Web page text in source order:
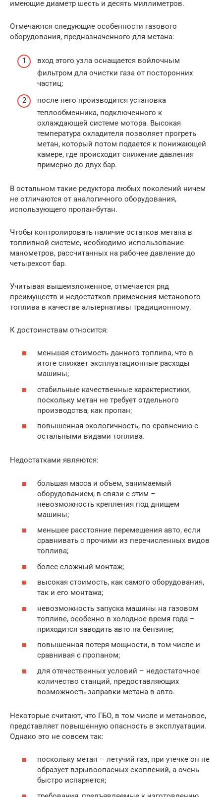
имеющие диаметр шесть и десять миллиметров.
Отмечаются следующие особенности газового
оборудования, предназначенного для метана:
вход этого узла оснащается войлочным
фильтром для очистки газа от посторонних
частиц;
после него производится установка
теплообменника, подключенного к
охлаждающей системе мотора. Высокая
температура охладителя позволяет прогреть
метан, который потом подается к понижающей
камере, где происходит снижение давления
примерно до двух бар.
В остальном такие редуктора любых поколений ничем
не отличаются от аналогичного оборудования,
использующего пропан-бутан.
Чтобы контролировать наличие остатков метана в
топливной системе, необходимо использование
манометров, рассчитанных на рабочее давление до
четырехсот бар.
Учитывая вышеизложенное, отмечается ряд
преимуществ и недостатков применения метанового
топлива в качестве альтернативы традиционному.
К достоинствам относится:
меньшая стоимость данного топлива, что в
итоге снижает эксплуатационные расходы
машины;
стабильные качественные характеристики,
поскольку метан не требует отдельного
производства, как пропан;
повышенная экологичность, по сравнению с
остальными видами топлива.
Недостатками являются:
большая масса и объем, занимаемый
оборудованием; в связи с этим –
невозможность крепления под днищем
машины;
меньшее расстояние перемещения авто, если
сравнивать с прочими из перечисленных видов
топлива;
более сложный монтаж;
высокая стоимость, как самого оборудования,
так и его монтажа;
невозможность запуска машины на газовом
топливе, особенно в холодное время года –
приходится заводить авто на бензине;
повышенная потеря мощности, в том числе и
сравнивая с пропаном;
для отечественных условий – недостаточное
количество станций, предоставляющих
возможность заправки метана в авто.
Некоторые считают, что ГБО, в том числе и метановое,
представляет повышенную опасность в эксплуатации.
Однако это не совсем так:
поскольку метан – летучий газ, при утечке он не
образует взрывоопасных скоплений, а очень
быстро испаряется;